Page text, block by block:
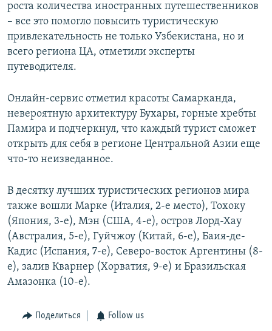
роста количества иностранных путешественников
– все это помогло повысить туристическую
привлекательность не только Узбекистана, но и
всего региона ЦА, отметили эксперты
путеводителя.
Онлайн-сервис отметил красоты Самарканда,
невероятную архитектуру Бухары, горные хребты
Памира и подчеркнул, что каждый турист сможет
открыть для себя в регионе Центральной Азии еще
что-то неизведанное.
В десятку лучших туристических регионов мира
также вошли Марке (Италия, 2-е место), Тохоку
(Япония, 3-е), Мэн (США, 4-е), остров Лорд-Хау
(Австралия, 5-е), Гуйчжоу (Китай, 6-е), Баия-де-
Кадис (Испания, 7-е), Северо-восток Аргентины (8-
е), залив Кварнер (Хорватия, 9-е) и Бразильская
Амазонка (10-е).
Поделиться Follow us